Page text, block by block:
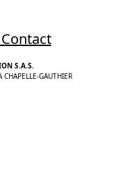
S.A.S.
GAUTHIER